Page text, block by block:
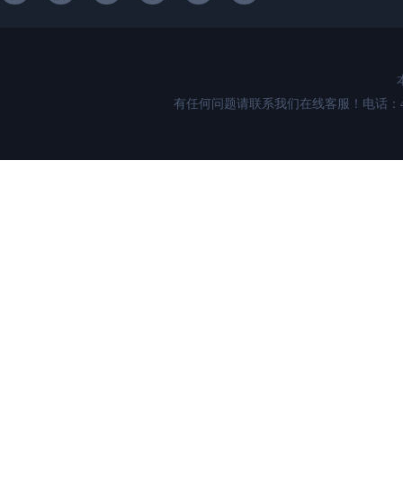
有任何问题请联系我们在线客服！电话：